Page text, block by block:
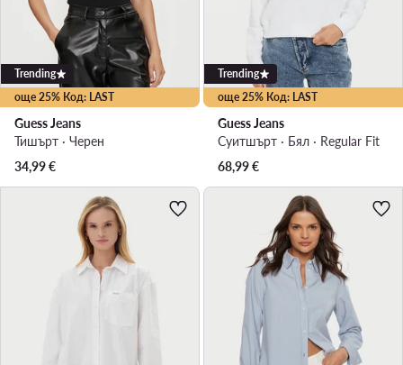
още 25% Код: LAST
Trending
Guess Jeans
Тишърт · Черен
34,99€
още 25% Код: LAST
Trending
Guess Jeans
Суитшърт · Бял · Regular Fit
68,99€